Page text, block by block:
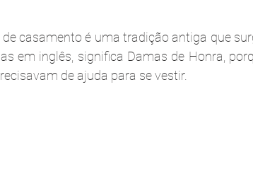
de casamento é uma tradição antiga que
em inglês, significa Damas de Honra,
de ajuda para se vestir.